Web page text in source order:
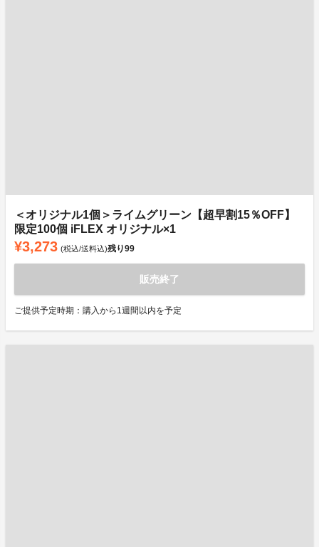
＜オリジナル1個＞ライムグリーン【超早割15％OFF】
限定100個 iFLEX オリジナル×1
¥3,273 (税込/送料込)残り99
販売終了
ご提供予定時期：購入から1週間以内を予定